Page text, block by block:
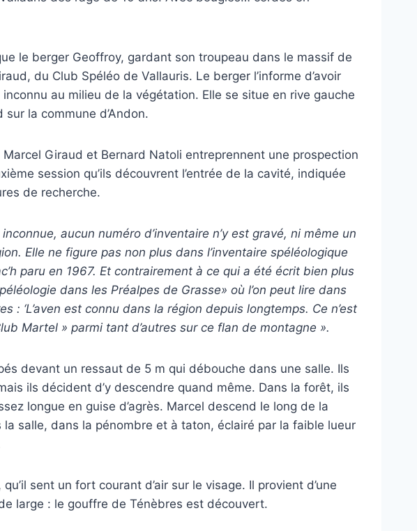
le berger Geoffroy, gardant son troupeau dans le massif de
du Club Spéléo de Vallauris. Le berger l’informe d’avoir
au milieu de la végétation. Elle se situe en rive gauche
la commune d’Andon.
Giraud et Bernard Natoli entreprennent une prospection
session qu’ils découvrent l’entrée de la cavité, indiquée
de recherche.
aucun numéro d’inventaire n’y est gravé, ni même un
Elle ne figure pas non plus dans l’inventaire spéléologique
paru en 1967. Et contrairement à ce qui a été écrit bien plus
dans les Préalpes de Grasse» où l’on peut lire dans
: ‘L’aven est connu dans la région depuis longtemps. Ce n’est
Martel » parmi tant d’autres sur ce flan de montagne ».
devant un ressaut de 5 m qui débouche dans une salle. Ils
ils décident d’y descendre quand même. Dans la forêt, ils
longue en guise d’agrès. Marcel descend le long de la
salle, dans la pénombre et à taton, éclairé par la faible lueur
sent un fort courant d’air sur le visage. Il provient d’une
large : le gouffre de Ténèbres est découvert.